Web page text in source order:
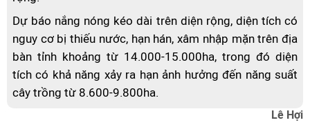
Dự báo nắng nóng kéo dài trên diện rộng, diện tích có
nguy cơ bị thiếu nước, hạn hán, xâm nhập mặn trên địa
bàn tỉnh khoảng từ 14.000-15.000ha, trong đó diện
tích có khả năng xảy ra hạn ảnh hưởng đến năng suất
cây trồng từ 8.600-9.800ha.
Lê Hợi